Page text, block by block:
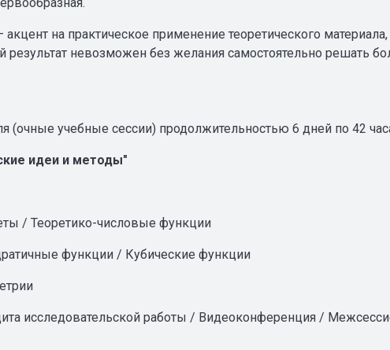
на практическое применение теоретического
невозможен без желания самостоятельно решать
(очные учебные сессии) продолжительностью 6 дней по 42
идеи и методы"
/ Теоретико-числовые функции
функции / Кубические функции
исследовательской работы / Видеоконференция /